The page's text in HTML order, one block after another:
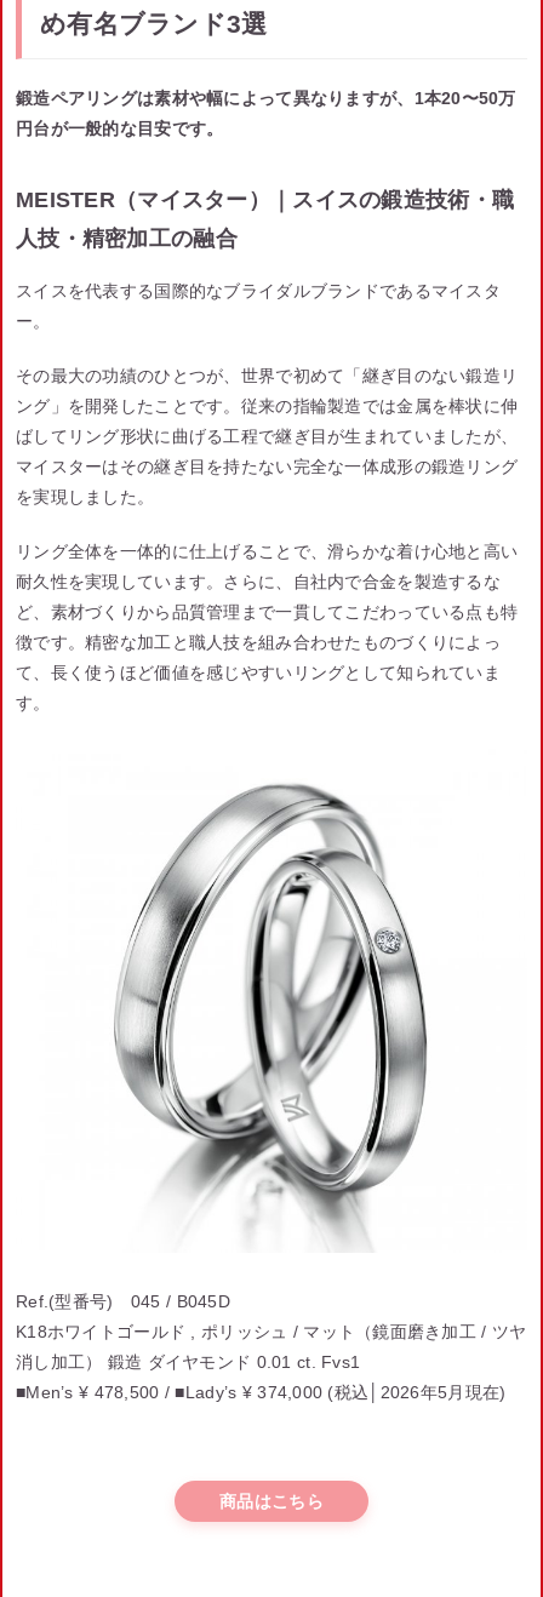
め有名ブランド3選
鍛造ペアリングは素材や幅によって異なりますが、1本20〜50万
円台が一般的な目安です。
MEISTER（マイスター）｜スイスの鍛造技術・職
人技・精密加工の融合
スイスを代表する国際的なブライダルブランドであるマイスタ
ー。
その最大の功績のひとつが、世界で初めて「継ぎ目のない鍛造リ
ング」を開発したことです。従来の指輪製造では金属を棒状に伸
ばしてリング形状に曲げる工程で継ぎ目が生まれていましたが、
マイスターはその継ぎ目を持たない完全な一体成形の鍛造リング
を実現しました。
リング全体を一体的に仕上げることで、滑らかな着け心地と高い
耐久性を実現しています。さらに、自社内で合金を製造するな
ど、素材づくりから品質管理まで一貫してこだわっている点も特
徴です。精密な加工と職人技を組み合わせたものづくりによっ
て、長く使うほど価値を感じやすいリングとして知られていま
す。
Ref.(型番号) 045 / B045D
K18ホワイトゴールド , ポリッシュ / マット（鏡面磨き加工 / ツヤ
消し加工） 鍛造 ダイヤモンド 0.01 ct. Fvs1
■Men’s ¥ 478,500 /■Lady’s ¥ 374,000 (税込│2026年5月現在)
商品はこちら